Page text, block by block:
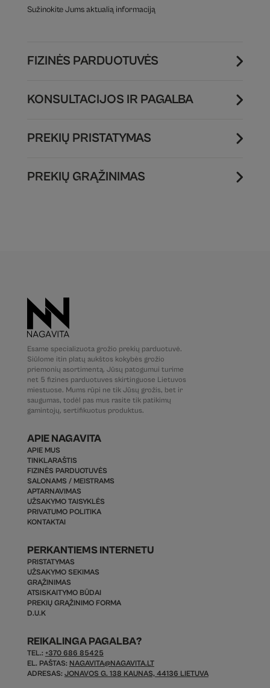
Sužinokite Jums aktualią informaciją
FIZINĖS PARDUOTUVĖS
KONSULTACIJOS IR PAGALBA
PREKIŲ PRISTATYMAS
PREKIŲ GRĄŽINIMAS
Esame specializuota grožio prekių parduotuvė.
Siūlome itin platų aukštos kokybės grožio
priemonių asortimentą. Jūsų patogumui turime
net 5 fizines parduotuves skirtinguose Lietuvos
miestuose. Mums rūpi ne tik Jūsų grožis, bet ir
saugumas, todėl pas mus rasite tik patikimų
gamintojų, sertifikuotus produktus.
APIE NAGAVITA
APIE MUS
TINKLARAŠTIS
FIZINĖS PARDUOTUVĖS
SALONAMS / MEISTRAMS
APTARNAVIMAS
UŽSAKYMO TAISYKLĖS
PRIVATUMO POLITIKA
KONTAKTAI
PERKANTIEMS INTERNETU
PRISTATYMAS
UŽSAKYMO SEKIMAS
GRĄŽINIMAS
ATSISKAITYMO BŪDAI
PREKIŲ GRĄŽINIMO FORMA
D.U.K
REIKALINGA PAGALBA?
TEL.: +370 686 85425
EL. PAŠTAS: NAGAVITA@NAGAVITA.LT
ADRESAS: JONAVOS G. 138 KAUNAS, 44136 LIETUVA